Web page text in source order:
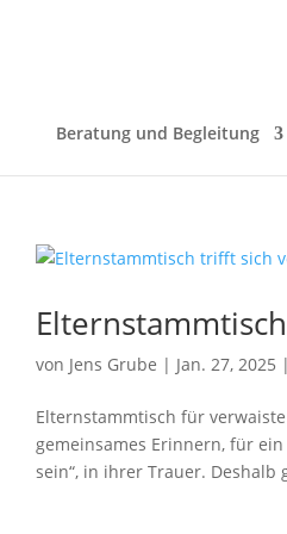
Beratung und Begleitung
von Jens Grube | Jan. 27, 2025 |
Elternstammtisch für
gemeinsames Erinnern, für
sein“, in ihrer Trauer. Deshalb